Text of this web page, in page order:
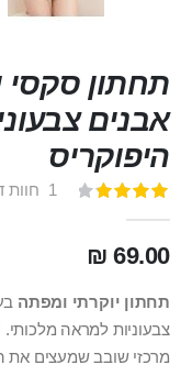
תחתון סקסי
אבנים
היפוקריס
דירוג:
1 חוות
69.00 ₪
תחתון יוקרתי ומפתה
צבעוניות למראה מלכותי.
מרכזי שובב שמעצים את